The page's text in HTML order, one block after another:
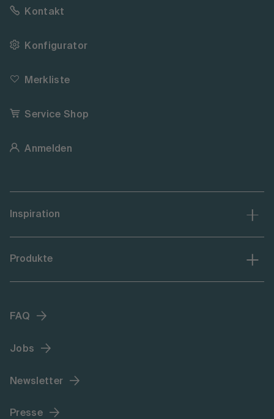
Kontakt
Konfigurator
Merkliste
Service Shop
Anmelden
Inspiration
Produkte
FAQ
Jobs
Newsletter
Presse